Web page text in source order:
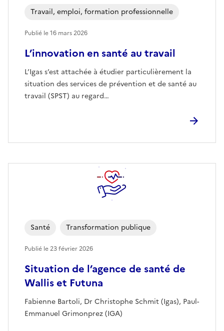
L’innovation en santé au travail
L’Igas s’est attachée à étudier particulièrement la
situation des services de prévention et de santé au
travail (SPST) au regard…
Travail, emploi, formation professionnelle
Publié le16 mars 2026
Situation de l’agence de santé de
Wallis et Futuna
Fabienne Bartoli, Dr Christophe Schmit (Igas), Paul-
Emmanuel Grimonprez (IGA)
Santé Transformation publique
Publié le23 février 2026